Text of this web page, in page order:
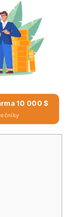
10 000 $